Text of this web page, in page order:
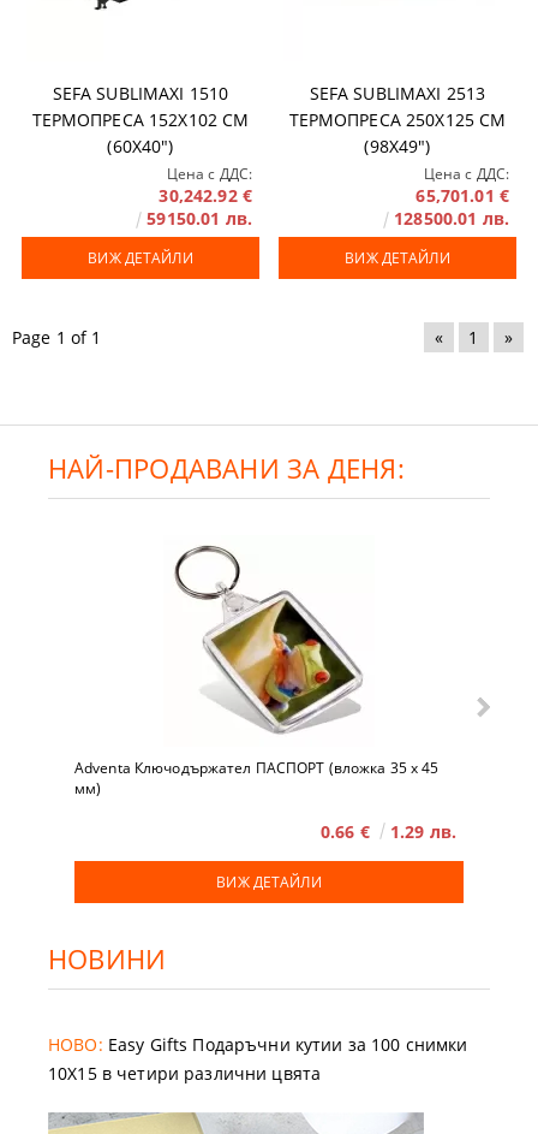
SEFA SUBLIMAXI 1510
ТЕРМОПРЕСА 152X102 СМ
(60X40")
Цена с ДДС:
30,242.92 €
59150.01 лв.
ВИЖ ДЕТАЙЛИ
SEFA SUBLIMAXI 2513
ТЕРМОПРЕСА 250X125 СМ
(98X49")
Цена с ДДС:
65,701.01 €
128500.01 лв.
ВИЖ ДЕТАЙЛИ
Page 1 of 1 « 1 »
НАЙ-ПРОДАВАНИ ЗА ДЕНЯ:
Adventa Ключодържател ПАСПОРТ (вложка 35 x 45
мм)
0.66 € 1.29 лв.
ВИЖ ДЕТАЙЛИ
НОВИНИ
НОВО: Easy Gifts Подаръчни кутии за 100 снимки
10X15 в четири различни цвята